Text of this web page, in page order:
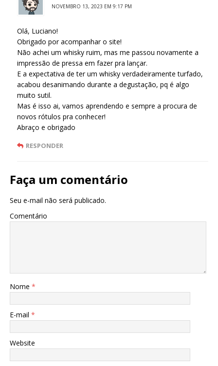
NOVEMBRO 13, 2023 EM 9:17 PM
Olá, Luciano!
Obrigado por acompanhar o site!
Não achei um whisky ruim, mas me passou novamente a
impressão de pressa em fazer pra lançar.
E a expectativa de ter um whisky verdadeiramente turfado,
acabou desanimando durante a degustação, pq é algo
muito sutil.
Mas é isso ai, vamos aprendendo e sempre a procura de
novos rótulos pra conhecer!
Abraço e obrigado
RESPONDER
Faça um comentário
Seu e-mail não será publicado.
Comentário
Nome *
E-mail *
Website